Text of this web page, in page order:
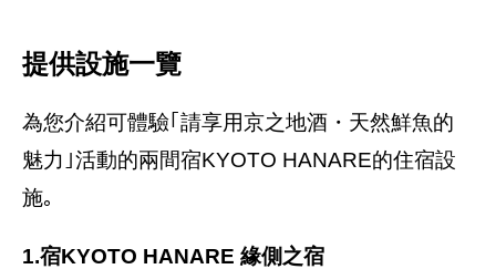
提供設施一覽
為您介紹可體驗｢請享用京之地酒・天然鮮魚的
魅力｣活動的兩間宿KYOTO HANARE的住宿設
施｡
1.宿KYOTO HANARE 緣側之宿